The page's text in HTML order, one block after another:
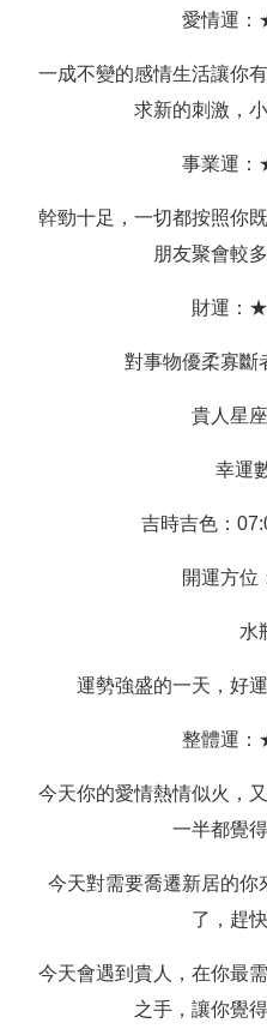
愛情運
一成不變的感情生活讓你
求新的刺激，
事業運
幹勁十足，一切都按照你
朋友聚會較
財運
對事物優柔寡斷
貴人星
幸運
吉時吉色：
開運方位
水
運勢強盛的一天，好
整體運
今天你的愛情熱情似火，
一半都覺
今天對需要喬遷新居的你
了，趕
今天會遇到貴人，在你最
之手，讓你覺